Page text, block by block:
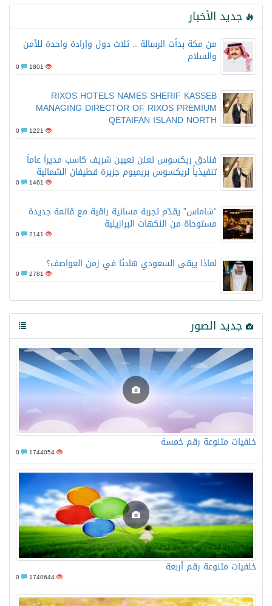
جديد الأخبار
من مكة بدأت الرسالة .. ثلاث دول وإرادة واحدة للأمن
والسلام
1801
RIXOS HOTELS NAMES SHERIF KASSEB
MANAGING DIRECTOR OF RIXOS PREMIUM
QETAIFAN ISLAND NORTH
1221
فنادق ريكسوس تعلن تعيين شريف كاسب مديراً عاماً
تنفيذياً لريكسوس بريميوم جزيرة قطيفان الشمالية
1461
“شاماس” يقدّم تجربة مسائية راقية مع قائمة جديدة
مستوحاة من النكهات البرازيلية
2141
لماذا يبقى السعودي هادئًا في زمن العواصف؟
2781
جديد الصور
خلفيات متنوعة رقم خمسة
1744054
خلفيات متنوعة رقم أربعة
1740644